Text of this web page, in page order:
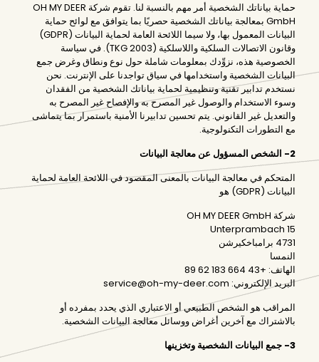
حماية بياناتك الشخصية أمر مهم بالنسبة لنا. تقوم شركة OH MY DEER
GmbH بمعالجة بياناتك الشخصية حصريًا بما يتوافق مع لوائح حماية
البيانات المعمول بها، ولا سيما اللائحة العامة لحماية البيانات (GDPR)
وقانون الاتصالات السلكية واللاسلكية (TKG 2003). في سياسة
الخصوصية هذه، نزوِّدك بمعلومات شاملة حول نوع ونطاق وغرض جمع
البيانات الشخصية واستخدامها في سياق تواجدنا على الإنترنت. نحن
نستخدم تدابير تقنية وتنظيمية لحماية بياناتك الشخصية من الفقدان
وسوء الاستخدام والوصول غير المصرح به والإفصاح غير المصرح به
والتعديل غير القانوني. يتم تحسين تدابيرنا الأمنية باستمرار بما يتماشى
مع التطورات التكنولوجية.
2- الشخص المسؤول عن معالجة البيانات
المتحكم في معالجة البيانات بالمعنى المقصود في اللائحة العامة لحماية
البيانات (GDPR) هو
شركة OH MY DEER GmbH
Unterprambach 15
4731 برامباخكيرشن
النمسا
الهاتف: +43 664 183 62 89
البريد الإلكتروني: service@oh-my-deer.com
المراقب هو الشخص الطبيعي أو الاعتباري الذي يحدد بمفرده أو
بالاشتراك مع آخرين أغراض ووسائل معالجة البيانات الشخصية.
3- جمع البيانات الشخصية وتخزينها